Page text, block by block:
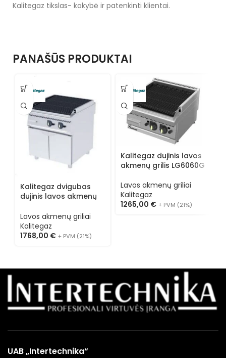
Kalitegaz tikslas- kokybė ir patenkinti klientai.
PANAŠŪS PRODUKTAI
Kalitegaz dvigubas
dujinis lavos akmenų
LGCS8090G
Lavos akmenų griliai
Kalitegaz
1768,00 € + PVM (21%)
Kalitegaz dujinis lavos
akmenų grilis LG6060G
Lavos akmenų griliai
Kalitegaz
1265,00 € + PVM (21%)
UAB „Intertechnika“